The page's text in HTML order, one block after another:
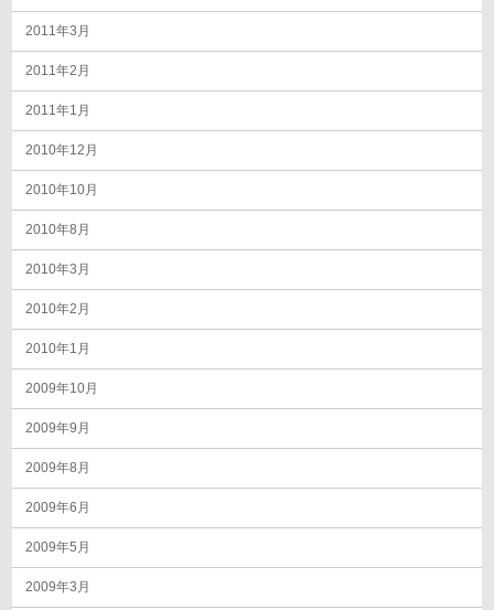
2011年3月
2011年2月
2011年1月
2010年12月
2010年10月
2010年8月
2010年3月
2010年2月
2010年1月
2009年10月
2009年9月
2009年8月
2009年6月
2009年5月
2009年3月